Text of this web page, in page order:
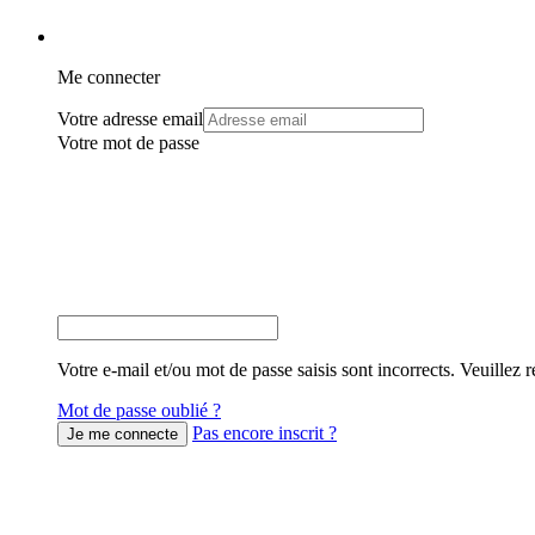
Me connecter
Votre adresse email
Votre mot de passe
Votre e-mail et/ou mot de passe saisis sont incorrects. Veuillez
Mot de passe oublié ?
Pas encore inscrit ?